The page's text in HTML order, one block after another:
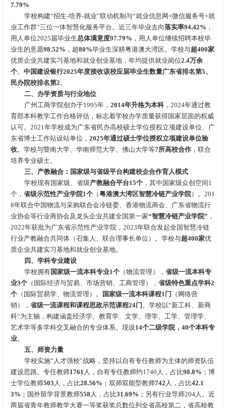
7.79%
学校构建“招生-培养-就业”联动机制与“就业信息网+微信服务号+就
业工作群”三位一体智慧化服务平台。近三年毕业去向落实率94.42% ，
用人单位2025届毕业生总体满意度97.79% ，用人单位继续招聘本校毕
业生的意愿98.52% ，超80%毕业生深耕粤港澳大湾区。学校与超400家
优质企业共建实习基地和就业创业基地，年均提供就业岗位2.4万余
个。 中国建设银行2025年度接收该校应届毕业生数量广东省排名第5、
民办院校排名第2。
二、办学资质与行业地位
广州工商学院创办于1995年， 2014年升格为本科，2024年通过教
育部本科教学工作合格评估，标志着学校办学质量获得国家层面的权威
认可。2021年学校成为广东省民办高校硕士学位授权立项建设单位、广
东省博士工作站设站单位， 2025年通过硕士学位授权立项建设单位验
收。学校与暨南大学、华南师范大学、佛山大学等7所高校合作 ，联合
培养专业硕士。
三、产教融合：国家级与省级平台构建校企合作育人模式
学校现有国家级、省级产教融合平台15个，其中国家级众创空间1
个， 省级示范性产业学院1个 （粤港澳大湾区智慧冷链产业学院）。201
8年联合中国物流与采购联合会冷链委、香港物流商会、广东省物流行
业协会等行业商协会及龙头企业共建全国第一家“智慧冷链产业学院” ，
2022年获批为广东省示范性产业学院，2023年联合发起全国智慧冷链
行业产教融合共同体（召集人、联合理事长单位）。学校与超400家优
质企业共建实习基地和就业创业基地。
四、学科专业建设
学校拥有国家级一流本科专业1个（物流管理）， 省级一流本科专
业3个 （国际经济与贸易、市场营销、工商管理）， 省级特色重点学科2
个 （国际贸易学、物流管理）。 国家级一流本科课程1门
（网络营
销）， 省级一流课程和课程思政示范课程24门 。学校以“新工科、新商
科”为主轴，构建涵盖经济学、教育学、文学、理学、工学、管理学、
艺术学等多学科交叉融合的专业体系。现设14个二级学院，40个本科专
业。
五、师资力量
学校实施“人才强校”战略，坚持以自有专任教师为主体的师资队伍
建设思路。专任教师1761 人，自有专任教师约1740人，占比98.8% ；博
士学位教师503 人，占比28.56% ；双师双能型教师742 人，占比42.1
3% ；国外留学背景教师558 人，占比31.69% ；另有行业导师204人。近
两届省青年教师教学大赛一等奖获奖总数位列全省高校第二，省高校教